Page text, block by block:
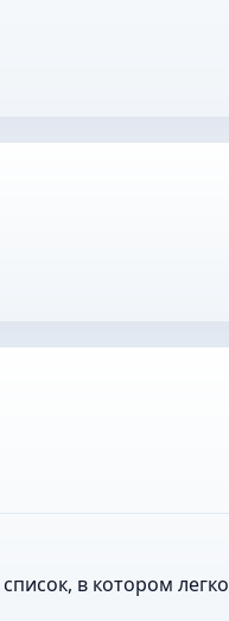
в котором легко